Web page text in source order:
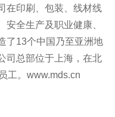
在印刷、包装、线材线
全生产及职业健康、
了13个中国乃至亚洲地
司总部位于上海，在北
工。www.mds.cn